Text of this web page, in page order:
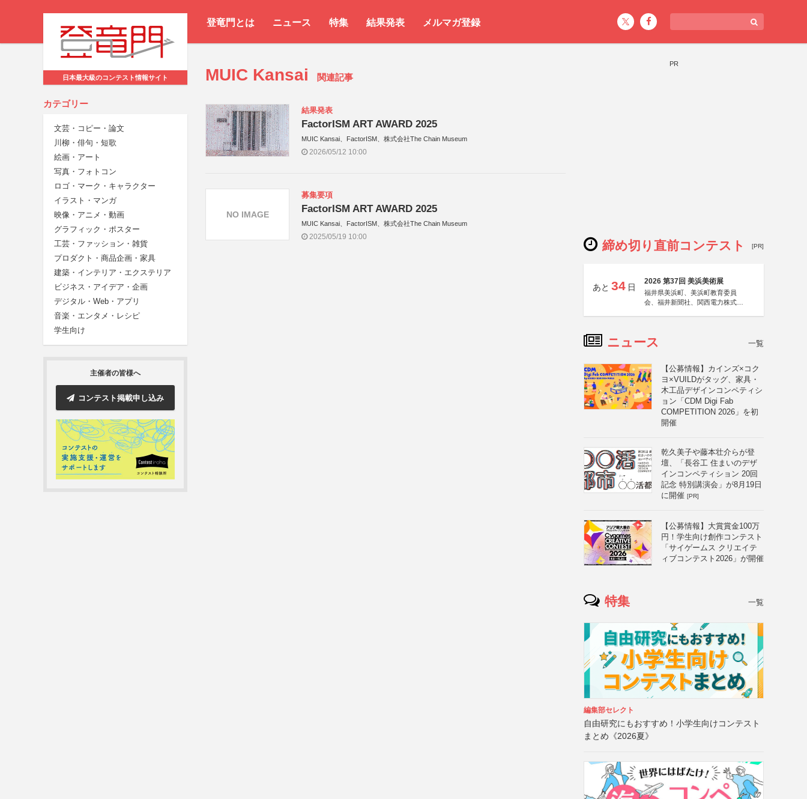
登竜門とは ニュース 特集 結果発表 メルマガ登録
日本最大級のコンテスト情報サイト
カテゴリー
文芸・コピー・論文
川柳・俳句・短歌
絵画・アート
写真・フォトコン
ロゴ・マーク・キャラクター
イラスト・マンガ
映像・アニメ・動画
グラフィック・ポスター
工芸・ファッション・雑貨
プロダクト・商品企画・家具
建築・インテリア・エクステリア
ビジネス・アイデア・企画
デジタル・Web・アプリ
音楽・エンタメ・レシピ
学生向け
主催者の皆様へ
コンテスト掲載申し込み
MUIC Kansai 関連記事
結果発表
FactorISM ART AWARD 2025
MUIC Kansai、FactorISM、株式会社The Chain Museum
2026/05/12 10:00
募集要項
FactorISM ART AWARD 2025
MUIC Kansai、FactorISM、株式会社The Chain Museum
2025/05/19 10:00
NO IMAGE
PR
締め切り直前コンテスト [PR]
あと 34 日
2026 第37回 美浜美術展
福井県美浜町、美浜町教育委員
会、福井新聞社、関西電力株式会
ニュース 一覧
【公募情報】カインズ×コク
ヨ×VUILDがタッグ、家具・
木工品デザインコンペティシ
ョン「CDM Digi Fab
COMPETITION 2026」を初
開催
乾久美子や藤本壮介らが登
壇、「長谷工 住まいのデザ
インコンペティション 20回
記念 特別講演会」が8月19日
に開催 [PR]
【公募情報】大賞賞金100万
円！学生向け創作コンテスト
「サイゲームス クリエイテ
ィブコンテスト2026」が開催
特集 一覧
編集部セレクト
自由研究にもおすすめ！小学生向けコンテスト
まとめ《2026夏》